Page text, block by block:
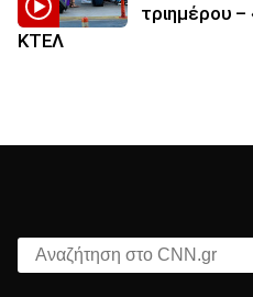
τριημέρου –
ΚΤΕΛ
Αναζήτηση στο CNN.gr